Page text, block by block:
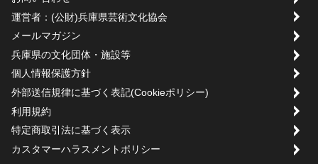
運営者：(公財)兵庫県芸術文化協会
メールマガジン
兵庫県の文化団体・施設等
個人情報保護方針
外部送信規律に基づく表記(Cookieポリシー)
利用規約
特定商取引法に基づく表示
カスタマーハラスメントポリシー